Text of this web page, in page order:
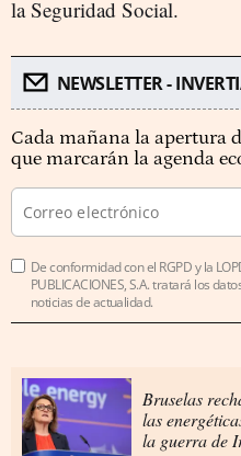
la Seguridad Social.
NEWSLETTER -
Cada mañana la apertura
que marcarán la agenda
De conformidad con el RGPD y la
PUBLICACIONES, S.A. tratará los
noticias de actualidad.
Bruselas
las
la guerra de